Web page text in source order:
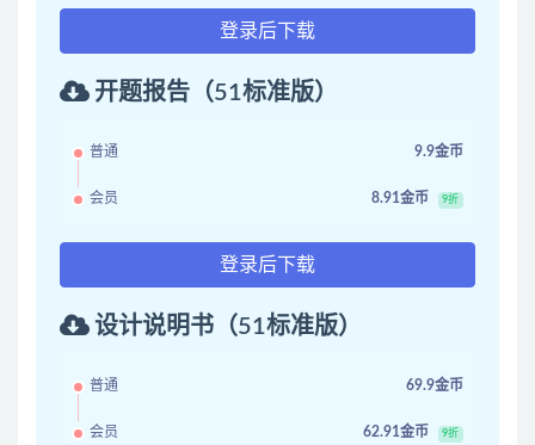
登录后下载
开题报告（51标准版）
普通 9.9金币
会员 8.91金币 9折
登录后下载
设计说明书（51标准版）
普通 69.9金币
会员 62.91金币 9折